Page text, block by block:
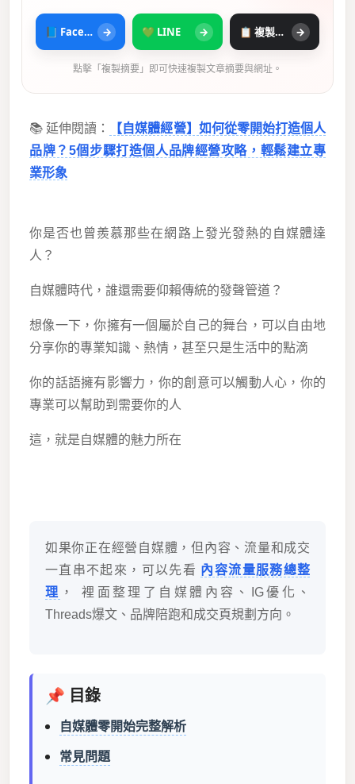
📘 Facebook → 💚 LINE → 📋 複製摘要 →
點擊「複製摘要」即可快速複製文章摘要與網址。
📚 延伸閱讀：
【自媒體經營】如何從零開始打造個人
品牌？5個步驟打造個人品牌經營攻略，輕鬆建立專
業形象
你是否也曾羨慕那些在網路上發光發熱的自媒體達
人？
自媒體時代，誰還需要仰賴傳統的發聲管道？
想像一下，你擁有一個屬於自己的舞台，可以自由地
分享你的專業知識、熱情，甚至只是生活中的點滴
你的話語擁有影響力，你的創意可以觸動人心，你的
專業可以幫助到需要你的人
這，就是自媒體的魅力所在
如果你正在經營自媒體，但內容、流量和成交
一直串不起來，可以先看 內容流量服務總整
理 ， 裡面整理了自媒體內容、IG優化、
Threads爆文、品牌陪跑和成交頁規劃方向。
📌 目錄
自媒體零開始完整解析
常見問題